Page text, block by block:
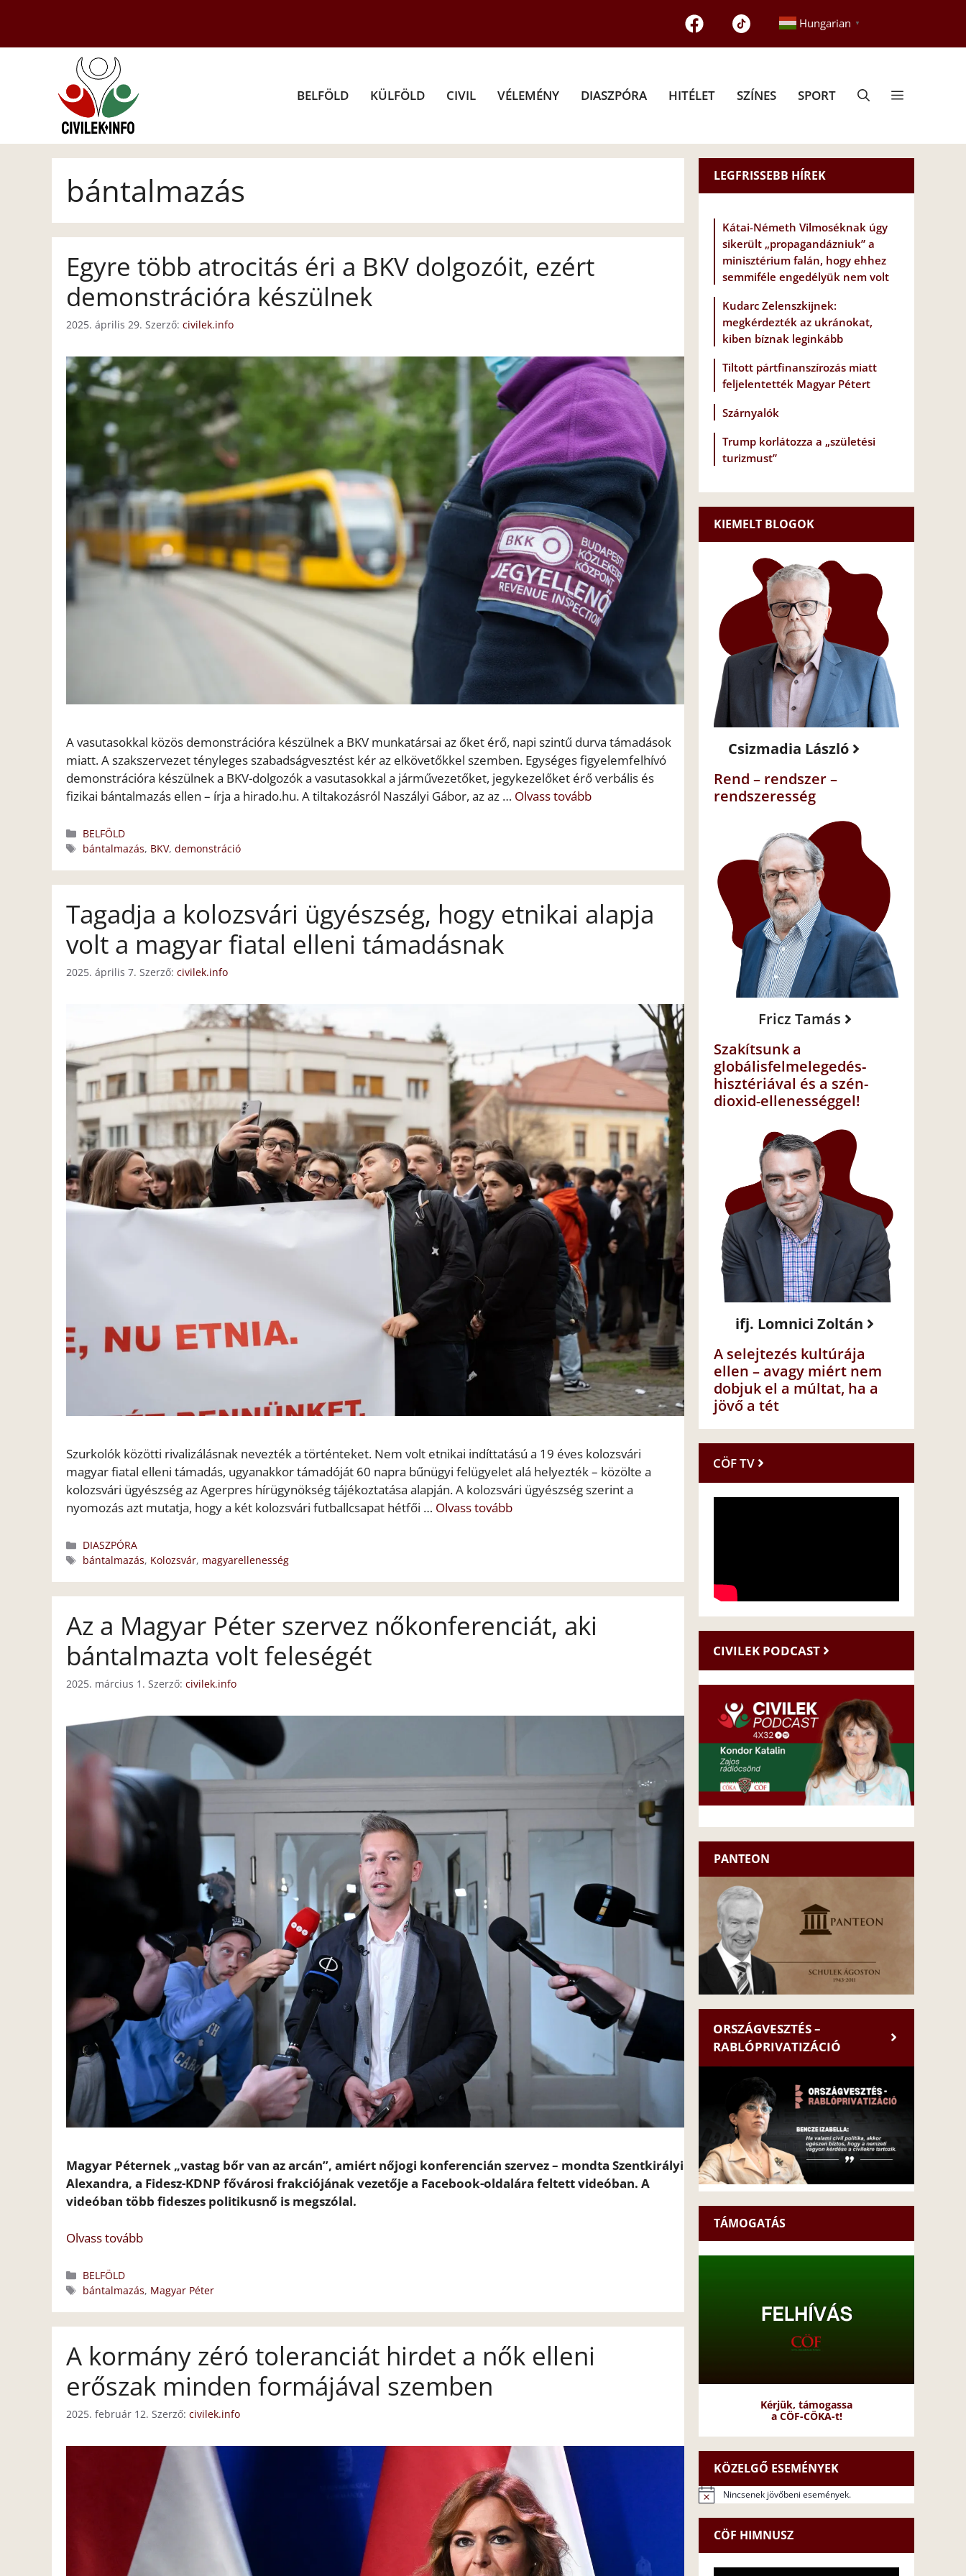
tartalomba
Hungarian ▼
BELFÖLD KÜLFÖLD CIVIL VÉLEMÉNY DIASZPÓRA HITÉLET SZÍNES SPORT
bántalmazás
Egyre több atrocitás éri a BKV dolgozóit, ezért
demonstrációra készülnek
2025. április 29. Szerző: civilek.info
A vasutasokkal közös demonstrációra készülnek a BKV munkatársai az őket érő, napi szintű durva támadások
miatt. A szakszervezet tényleges szabadságvesztést kér az elkövetőkkel szemben. Egységes figyelemfelhívó
demonstrációra készülnek a BKV-dolgozók a vasutasokkal a járművezetőket, jegykezelőket érő verbális és
fizikai bántalmazás ellen – írja a hirado.hu. A tiltakozásról Naszályi Gábor, az az … Olvass tovább
Kategória
BELFÖLD
Címkék
bántalmazás, BKV,demonstráció
Tagadja a kolozsvári ügyészség, hogy etnikai alapja
volt a magyar fiatal elleni támadásnak
2025. április 7. Szerző: civilek.info
Szurkolók közötti rivalizálásnak nevezték a történteket. Nem volt etnikai indíttatású a 19 éves kolozsvári
magyar fiatal elleni támadás, ugyanakkor támadóját 60 napra bűnügyi felügyelet alá helyezték – közölte a
kolozsvári ügyészség az Agerpres hírügynökség tájékoztatása alapján. A kolozsvári ügyészség szerint a
nyomozás azt mutatja, hogy a két kolozsvári futballcsapat hétfői … Olvass tovább
Kategória
DIASZPÓRA
Címkék
bántalmazás, Kolozsvár, magyarellenesség
Az a Magyar Péter szervez nőkonferenciát, aki
bántalmazta volt feleségét
2025. március 1. Szerző: civilek.info
Magyar Péternek „vastag bőr van az arcán”, amiért nőjogi konferencián szervez – mondta Szentkirályi
Alexandra, a Fidesz-KDNP fővárosi frakciójának vezetője a Facebook-oldalára feltett videóban. A
videóban több fideszes politikusnő is megszólal.
Olvass tovább
Kategória
BELFÖLD
Címkék
bántalmazás, Magyar Péter
A kormány zéró toleranciát hirdet a nők elleni
erőszak minden formájával szemben
2025. február 12. Szerző: civilek.info
LEGFRISSEBB HÍREK
Kátai-Németh Vilmoséknak úgy
sikerült „propagandázniuk” a
minisztérium falán, hogy ehhez
semmiféle engedélyük nem volt
Kudarc Zelenszkijnek:
megkérdezték az ukránokat,
kiben bíznak leginkább
Tiltott pártfinanszírozás miatt
feljelentették Magyar Pétert
Szárnyalók
Trump korlátozza a „születési
turizmust”
KIEMELT BLOGOK
Csizmadia László
Rend – rendszer –
rendszeresség
Fricz Tamás
Szakítsunk a
globálisfelmelegedés-
hisztériával és a szén-
dioxid-ellenességgel!
ifj. Lomnici Zoltán
A selejtezés kultúrája
ellen – avagy miért nem
dobjuk el a múltat, ha a
jövő a tét
CÖF TV
CIVILEK PODCAST
PANTEON
ORSZÁGVESZTÉS –
RABLÓPRIVATIZÁCIÓ
TÁMOGATÁS
Kérjük, támogassa
a CÖF-CÖKA-t!
KÖZELGŐ ESEMÉNYEK
N
t
e
Nincsenek jövőbeni események.
CÖF HIMNUSZ